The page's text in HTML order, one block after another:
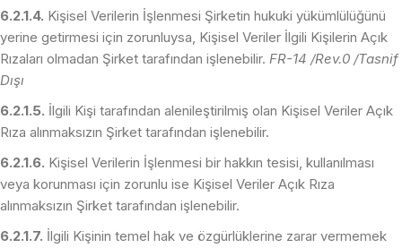
6.2.1.4. Kişisel Verilerin İşlenmesi Şirketin hukuki yükümlülüğünü
yerine getirmesi için zorunluysa, Kişisel Veriler İlgili Kişilerin Açık
Rızaları olmadan Şirket tarafından işlenebilir. FR-14 /Rev.0 /Tasnif
Dışı
6.2.1.5. İlgili Kişi tarafından alenileştirilmiş olan Kişisel Veriler Açık
Rıza alınmaksızın Şirket tarafından işlenebilir.
6.2.1.6. Kişisel Verilerin İşlenmesi bir hakkın tesisi, kullanılması
veya korunması için zorunlu ise Kişisel Veriler Açık Rıza
alınmaksızın Şirket tarafından işlenebilir.
6.2.1.7. İlgili Kişinin temel hak ve özgürlüklerine zarar vermemek